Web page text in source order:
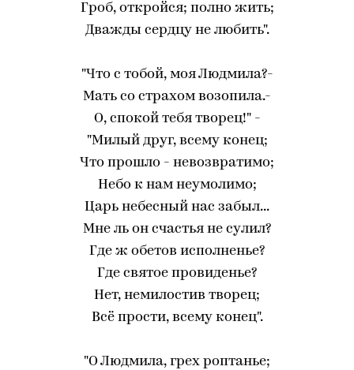
Гроб, откройся; полно жить;
Дважды сердцу не любить".
"Что с тобой, моя Людмила?-
Мать со страхом возопила.-
О, спокой тебя творец!" -
"Милый друг, всему конец;
Что прошло - невозвратимо;
Небо к нам неумолимо;
Царь небесный нас забыл...
Мне ль он счастья не сулил?
Где ж обетов исполненье?
Где святое провиденье?
Нет, немилостив творец;
Всё прости, всему конец".
"О Людмила, грех роптанье;